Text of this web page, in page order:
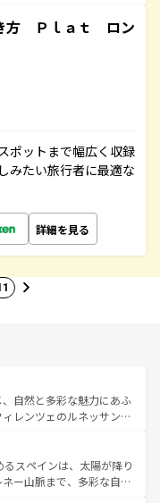
方 Ｐｌａｔ ロン
ポットまで幅広く収録
みたい旅行者に最適な
詳細を見る
自然と多彩な魅力にあふ
レンツェのルネッサンス
景やアマルフィ海岸の絶
観光の合間には、本場の
ア料理を堪能することも
スペインは、太陽が降り
ー山脈まで、多彩な自然